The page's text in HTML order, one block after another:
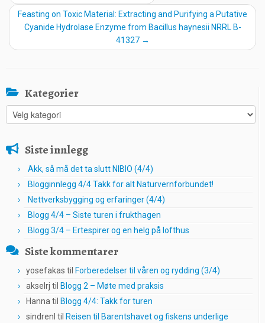
Feasting on Toxic Material: Extracting and Purifying a Putative
Cyanide Hydrolase Enzyme from Bacillus haynesii NRRL B-
41327 →
Kategorier
Kategorier
Siste innlegg
Akk, så må det ta slutt NIBIO (4/4)
Blogginnlegg 4/4 Takk for alt Naturvernforbundet!
Nettverksbygging og erfaringer (4/4)
Blogg 4/4 – Siste turen i frukthagen
Blogg 3/4 – Ertespirer og en helg på lofthus
Siste kommentarer
yosefakas til Forberedelser til våren og rydding (3/4)
akselrj til Blogg 2 – Møte med praksis
Hanna til Blogg 4/4: Takk for turen
sindrenl til Reisen til Barentshavet og fiskens underlige